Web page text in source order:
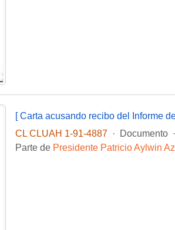
CL CLUAH 1-91-4887
· Documento ·
Parte de Presidente Patricio Aylwin